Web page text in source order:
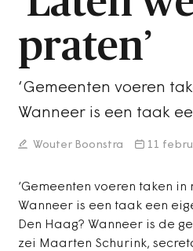
praten’
‘Gemeenten voeren
Wanneer is een taak
Wouter Boonstra 11
‘Gemeenten voeren taken
Wanneer is een taak een
Den Haag? Wanneer is de
zei Maarten Schurink,